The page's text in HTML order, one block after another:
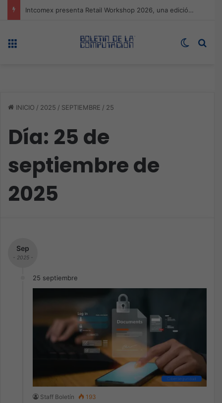
Expo technology CDMX, nueva sede con récord de audiencia
Switch
INICIO / 2025 / SEPTIEMBRE / 25
Día: 25 de
septiembre de
2025
Sep
- 2025 -
25 septiembre
Ciberseguridad
Staff Boletín 193